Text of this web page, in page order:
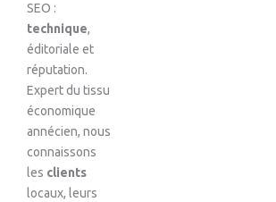
SEO :
technique,
éditoriale et
réputation.
Expert du tissu
économique
annécien, nous
connaissons
les clients
locaux, leurs